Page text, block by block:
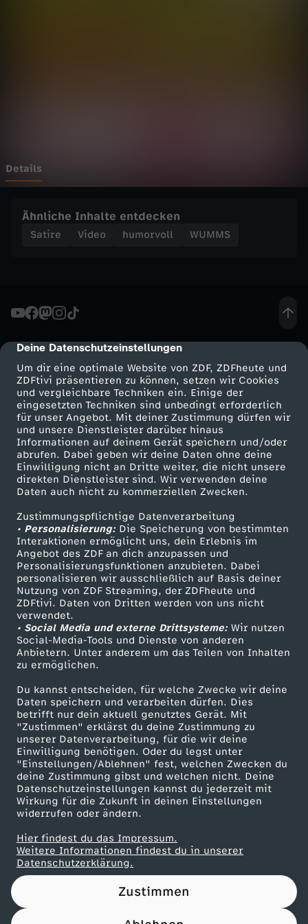
cmp-dialog-description
Deine Datenschutzeinstellungen
Um dir eine optimale Website von ZDF, ZDFheute und
ZDFtivi präsentieren zu können, setzen wir Cookies
und vergleichbare Techniken ein. Einige der
eingesetzten Techniken sind unbedingt erforderlich
für unser Angebot. Mit deiner Zustimmung dürfen wir
und unsere Dienstleister darüber hinaus
Informationen auf deinem Gerät speichern und/oder
abrufen. Dabei geben wir deine Daten ohne deine
Einwilligung nicht an Dritte weiter, die nicht unsere
direkten Dienstleister sind. Wir verwenden deine
Daten auch nicht zu kommerziellen Zwecken.
Zustimmungspflichtige Datenverarbeitung
• Personalisierung:Die Speicherung von bestimmten
Interaktionen ermöglicht uns, dein Erlebnis im
Angebot des ZDF an dich anzupassen und
Personalisierungsfunktionen anzubieten. Dabei
personalisieren wir ausschließlich auf Basis deiner
Nutzung von ZDF Streaming, der ZDFheute und
ZDFtivi. Daten von Dritten werden von uns nicht
verwendet.
• Social Media und externe Drittsysteme:Wir nutzen
Social-Media-Tools und Dienste von anderen
Anbietern. Unter anderem um das Teilen von Inhalten
zu ermöglichen.
Du kannst entscheiden, für welche Zwecke wir deine
Daten speichern und verarbeiten dürfen. Dies
betrifft nur dein aktuell genutztes Gerät. Mit
"Zustimmen" erklärst du deine Zustimmung zu
unserer Datenverarbeitung, für die wir deine
Einwilligung benötigen. Oder du legst unter
"Einstellungen/Ablehnen" fest, welchen Zwecken du
deine Zustimmung gibst und welchen nicht. Deine
Datenschutzeinstellungen kannst du jederzeit mit
Wirkung für die Zukunft in deinen Einstellungen
widerrufen oder ändern.
Hier findest du das Impressum.
Weitere Informationen findest du in unserer
Datenschutzerklärung.
Zustimmen
r
f
r
e
i
s
k
l
a
s
s
e
v
s
.
T
i
k
T
o
Details
Ähnliche Inhalte entdecken
Satire Video humorvoll WUMMS
Mehr ZDF
ZDF-Apps
Smart TV
ZDFtext
Livestreams
Sendungen A-Z
TV-Programm
Service
ZDFmitreden
Kontakt zum ZDF
Tickets
Zuschauerservice
Hilfe
ZDF Unternehmen
Karriere
ZDF goes Schule
Werbefernsehen
Mainzelmännchen
Partner